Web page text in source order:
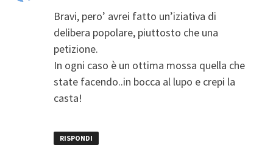
Bravi, pero’ avrei fatto un’iziativa di
delibera popolare, piuttosto che una
petizione.
In ogni caso è un ottima mossa quella che
state facendo..in bocca al lupo e crepi la
casta!
RISPONDI